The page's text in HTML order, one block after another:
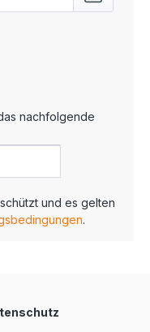
nachfolgende
und es gelten
.